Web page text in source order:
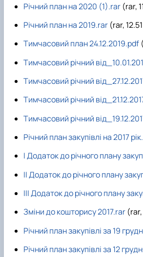
Річний план на 2020 (1).rar (rar,
Річний план на 2019.rar (rar,
Тимчасовий план 24.12.2019.pdf
Тимчасовий рiчний
Тимчасовий рiчний
Тимчасовий рiчний
Тимчасовий рiчний
Річний план закупівлі на 2017
I Додаток до річного плану
II Додаток до річного плану
III Додаток до річного плану
Зміни до кошторису 2017.rar
Річний план закупівлі за 19
Річний план закупівлі за 12